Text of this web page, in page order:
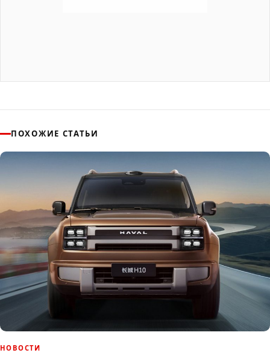
ПОХОЖИЕ СТАТЬИ
НОВОСТИ